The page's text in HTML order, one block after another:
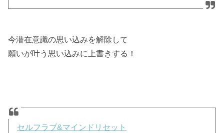
今潜在意識の思い込みを解除して
願いが叶う思い込みに上書きする！
セルフラブ&マインドリセット